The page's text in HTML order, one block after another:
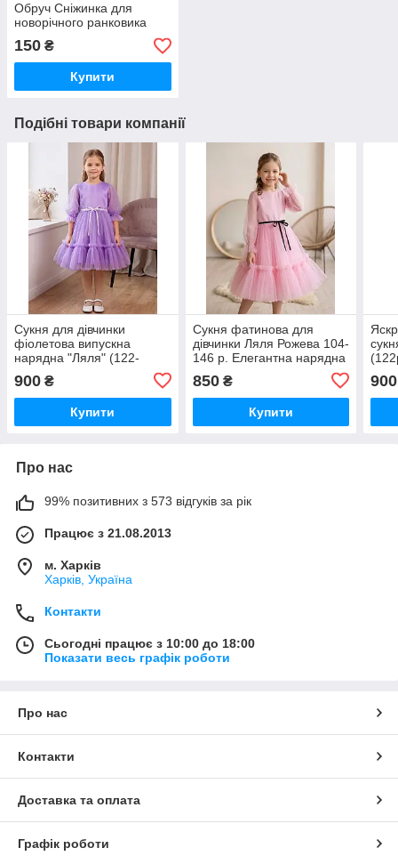
Обруч Сніжинка для
новорічного ранковика
150 ₴
Купити
Подібні товари компанії
Сукня для дівчинки
фіолетова випускна
нарядна "Ляля" (122-
900 ₴
Купити
Сукня фатинова для
дівчинки Ляля Рожева 104-
146 р. Елегантна нарядна
850₴
Купити
900
Про нас
99% позитивних з 573 відгуків за рік
Працює з 21.08.2013
м. Харків
Харків, Україна
Контакти
Сьогодні працює з 10:00 до 18:00
Показати весь графік роботи
Про нас
Контакти
Доставка та оплата
Графік роботи